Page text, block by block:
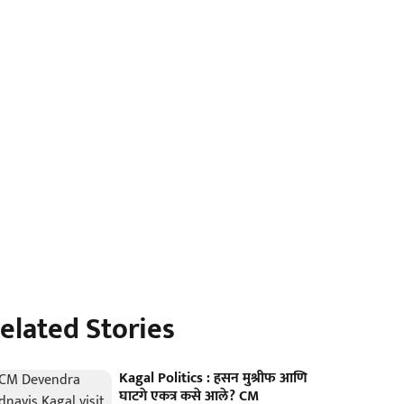
Stories
Kagal Politics : हसन मुश्रीफ आणि
घाटगे एकत्र कसे आले? CM